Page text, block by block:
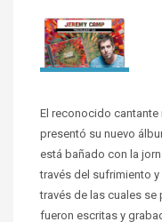
El reconocido cantante
presentó su nuevo
está bañado con la
través del sufrimiento
través de las cuales
fueron escritas y